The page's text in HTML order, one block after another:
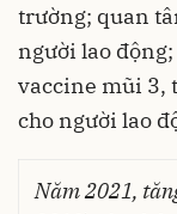
trường; quan
người lao
vaccine mũi 3,
cho người lao
Năm 2021,